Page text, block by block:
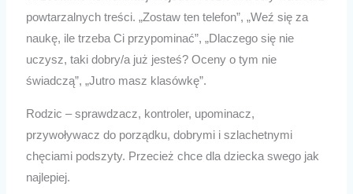
powtarzalnych treści. „Zostaw ten telefon”, „Weź się za
naukę, ile trzeba Ci przypominać”, „Dlaczego się nie
uczysz, taki dobry/a już jesteś? Oceny o tym nie
świadczą”, „Jutro masz klasówkę”.
Rodzic – sprawdzacz, kontroler, upominacz,
przywoływacz do porządku, dobrymi i szlachetnymi
chęciami podszyty. Przecież chce dla dziecka swego jak
najlepiej.